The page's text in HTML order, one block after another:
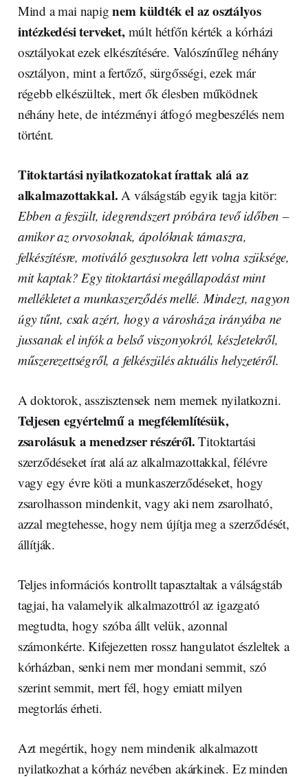
Mind a mai napignem küldték el az osztályos
intézkedési terveket,múlt hétfőn kérték a kórházi
osztályokat ezek elkészítésére. Valószínűleg néhány
osztályon, mint a fertőző, sürgősségi, ezek már
régebb elkészültek, mert ők élesben működnek
néhány hete, de intézményi átfogó megbeszélés nem
történt.
Titoktartási nyilatkozatokat írattak alá az
alkalmazottakkal. A válságstáb egyik tagja kitör:
Ebben a feszült, idegrendszert próbára tevő időben –
amikor az orvosoknak, ápolóknak támaszra,
felkészítésre, motiváló gesztusokra lett volna szüksége,
mit kaptak? Egy titoktartási megállapodást mint
mellékletet a munkaszerződés mellé. Mindezt, nagyon
úgy tűnt, csak azért, hogy a városháza irányába ne
jussanak el infók a belső viszonyokról, készletekről,
műszerezettségről, a felkészülés aktuális helyzetéről.
A doktorok, asszisztensek nem mernek nyilatkozni.
Teljesen egyértelmű a megfélemlítésük,
zsarolásuk a menedzser részéről. Titoktartási
szerződéseket írat alá az alkalmazottakkal, félévre
vagy egy évre köti a munkaszerződéseket, hogy
zsarolhasson mindenkit, vagy aki nem zsarolható,
azzal megtehesse, hogy nem újítja meg a szerződését,
állítják.
Teljes információs kontrollt tapasztaltak a válságstáb
tagjai, ha valamelyik alkalmazottról az igazgató
megtudta, hogy szóba állt velük, azonnal
számonkérte. Kifejezetten rossz hangulatot észleltek a
kórházban, senki nem mer mondani semmit, szó
szerint semmit, mert fél, hogy emiatt milyen
megtorlás érheti.
Azt megértik, hogy nem mindenik alkalmazott
nyilatkozhat a kórház nevében akárkinek. Ez minden